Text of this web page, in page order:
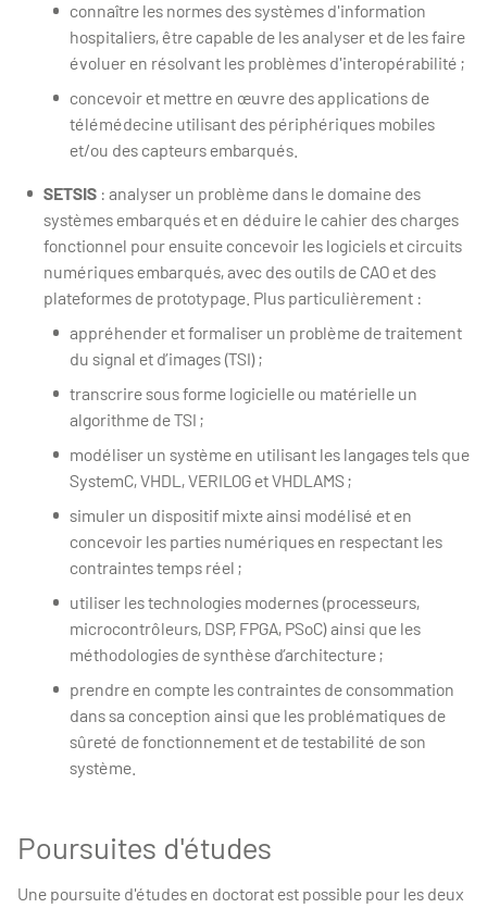
connaître les normes des systèmes d'information
hospitaliers, être capable de les analyser et de les faire
évoluer en résolvant les problèmes d'interopérabilité ;
concevoir et mettre en œuvre des applications de
télémédecine utilisant des périphériques mobiles
et/ou des capteurs embarqués.
SETSIS : analyser un problème dans le domaine des
systèmes embarqués et en déduire le cahier des charges
fonctionnel pour ensuite concevoir les logiciels et circuits
numériques embarqués, avec des outils de CAO et des
plateformes de prototypage. Plus particulièrement :
appréhender et formaliser un problème de traitement
du signal et d’images (TSI) ;
transcrire sous forme logicielle ou matérielle un
algorithme de TSI ;
modéliser un système en utilisant les langages tels que
SystemC, VHDL, VERILOG et VHDLAMS ;
simuler un dispositif mixte ainsi modélisé et en
concevoir les parties numériques en respectant les
contraintes temps réel ;
utiliser les technologies modernes (processeurs,
microcontrôleurs, DSP, FPGA, PSoC) ainsi que les
méthodologies de synthèse d’architecture ;
prendre en compte les contraintes de consommation
dans sa conception ainsi que les problématiques de
sûreté de fonctionnement et de testabilité de son
système.
Poursuites d'études
Une poursuite d'études en doctorat est possible pour les deux